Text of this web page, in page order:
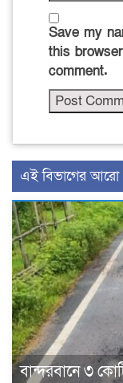
Save my
this
comment.
এই বিভাগের আরো
বান্দরবানে ৩